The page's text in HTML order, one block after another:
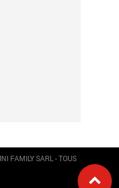
FAMILY SARL - TOUS